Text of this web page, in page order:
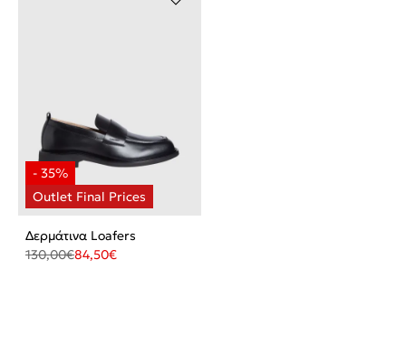
Δερμάτινα Loafers
130,00€84,50€